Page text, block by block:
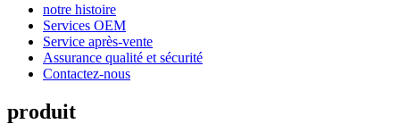
notre histoire
Services OEM
Service après-vente
Assurance qualité et sécurité
Contactez-nous
produit